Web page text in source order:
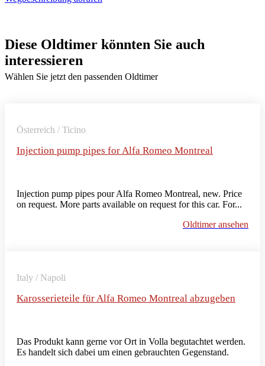
Diese Oldtimer könnten Sie auch
interessieren
Wählen Sie jetzt den passenden Oldtimer
Österreich / Ticino
Injection pump pipes for Alfa Romeo Montreal
Injection pump pipes pour Alfa Romeo Montreal, new. Price
on request. More parts available on request for this car. For...
Oldtimer ansehen
Italy / Napoli
Karosserieteile für Alfa Romeo Montreal abzugeben
Das Produkt kann gerne vor Ort in Volla begutachtet werden.
Es handelt sich dabei um einen gebrauchten Gegenstand.